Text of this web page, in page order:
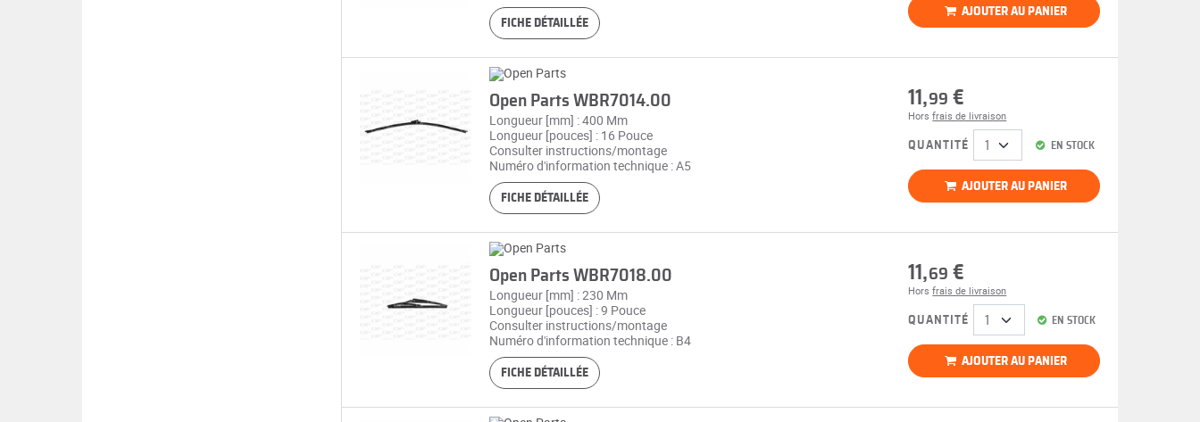
FICHE DÉTAILLÉE
AJOUTER AU PANIER
Open Parts WBR7014.00
Longueur [mm] : 400 Mm
Longueur [pouces] : 16 Pouce
Consulter instructions/montage
Numéro d'information technique : A5
FICHE DÉTAILLÉE
11,99 €
Horsfrais de livraison
EN STOCK
QUANTITÉ
AJOUTER AU PANIER
Open Parts WBR7018.00
Longueur [mm] : 230 Mm
Longueur [pouces] : 9 Pouce
Consulter instructions/montage
Numéro d'information technique : B4
FICHE DÉTAILLÉE
11,69 €
Horsfrais de livraison
EN STOCK
QUANTITÉ
AJOUTER AU PANIER